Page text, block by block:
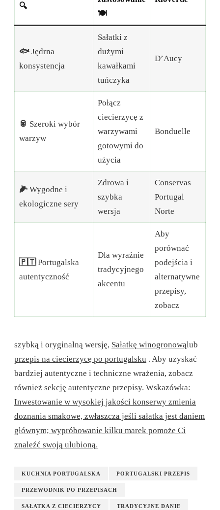
🔍
🍽️
🐟Jędrna
konsystencja
Sałatki z
dużymi
kawałkami
tuńczyka
D’Aucy
🥫 Szeroki wybór
warzyw
Połącz
ciecierzycę z
warzywami
gotowymi do
użycia
Bonduelle
🌽Wygodne i
ekologiczne sery
Zdrowa i
szybka
wersja
Conservas
Portugal
Norte
🇵🇹Portugalska
autentyczność
Dla wyraźnie
tradycyjnego
akcentu
Aby
porównać
podejścia i
alternatywne
przepisy,
zobacz
szybką i oryginalną wersję, Sałatkę winogronowąlub
przepis na ciecierzycę po portugalsku . Aby uzyskać
bardziej autentyczne i techniczne wrażenia, zobacz
również sekcję autentyczne przepisy. Wskazówka:
Inwestowanie w wysokiej jakości konserwy zmienia
doznania smakowe, zwłaszcza jeśli sałatka jest daniem
głównym; wypróbowanie kilku marek pomoże Ci
znaleźć swoją ulubioną.
KUCHNIA PORTUGALSKA PORTUGALSKI PRZEPIS
PRZEWODNIK PO PRZEPISACH
SAŁATKA Z CIECIERZYCY TRADYCYJNE DANIE